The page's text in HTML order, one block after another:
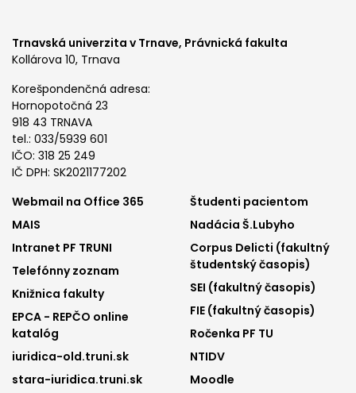
Trnavská univerzita v Trnave, Právnická fakulta
Kollárova 10, Trnava
Korešpondenčná adresa:
Hornopotočná 23
918 43 TRNAVA
tel.: 033/5939 601
IČO: 318 25 249
IČ DPH: SK2021177202
Footer
menu
1
Webmail na Office 365
MAIS
Intranet PF TRUNI
Telefónny zoznam
Knižnica fakulty
EPCA - REPČO online
katalóg
iuridica-old.truni.sk
stara-iuridica.truni.sk
Footer
menu
2
Študenti pacientom
Nadácia Š.Lubyho
Corpus Delicti (fakultný
študentský časopis)
SEI (fakultný časopis)
FIE (fakultný časopis)
Ročenka PF TU
NTIDV
Moodle